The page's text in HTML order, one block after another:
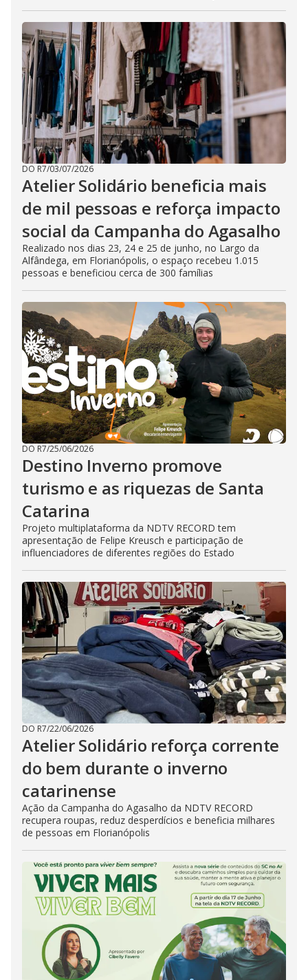
DO R7/03/07/2026
Atelier Solidário beneficia mais
de mil pessoas e reforça impacto
social da Campanha do Agasalho
Realizado nos dias 23, 24 e 25 de junho, no Largo da
Alfândega, em Florianópolis, o espaço recebeu 1.015
pessoas e beneficiou cerca de 300 famílias
DO R7/25/06/2026
Destino Inverno promove
turismo e as riquezas de Santa
Catarina
Projeto multiplataforma da NDTV RECORD tem
apresentação de Felipe Kreusch e participação de
influenciadores de diferentes regiões do Estado
DO R7/22/06/2026
Atelier Solidário reforça corrente
do bem durante o inverno
catarinense
Ação da Campanha do Agasalho da NDTV RECORD
recupera roupas, reduz desperdícios e beneficia milhares
de pessoas em Florianópolis